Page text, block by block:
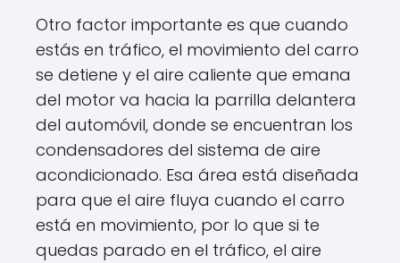
Otro factor importante es que cuando
estás en tráfico, el movimiento del carro
se detiene y el aire caliente que emana
del motor va hacia la parrilla delantera
del automóvil, donde se encuentran los
condensadores del sistema de aire
acondicionado. Esa área está diseñada
para que el aire fluya cuando el carro
está en movimiento, por lo que si te
quedas parado en el tráfico, el aire